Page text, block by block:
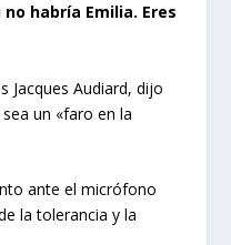
habría Emilia. Eres
Jacques Audiard, dijo
un «faro en la
ante el micrófono
la tolerancia y la